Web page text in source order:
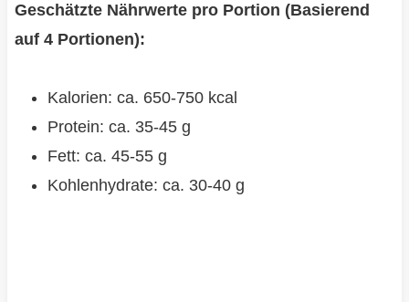
Geschätzte Nährwerte pro Portion (Basierend
auf 4 Portionen):
Kalorien: ca. 650-750 kcal
Protein: ca. 35-45 g
Fett: ca. 45-55 g
Kohlenhydrate: ca. 30-40 g